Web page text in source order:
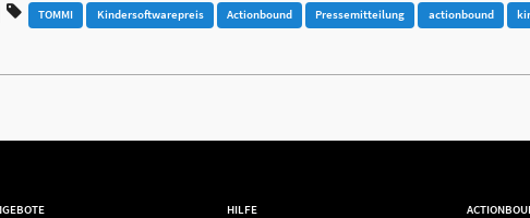
TOMMI Kindersoftwarepreis Actionbound Pressemitteilung actionbound
HILFE